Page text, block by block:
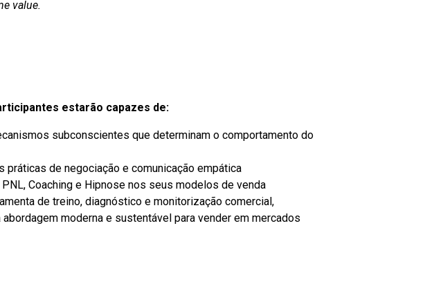
value.
estarão capazes de:
subconscientes que determinam o comportamento do
práticas de negociação e comunicação empática
Coaching e Hipnose nos seus modelos de venda
de treino, diagnóstico e monitorização comercial,
moderna e sustentável para vender em mercados